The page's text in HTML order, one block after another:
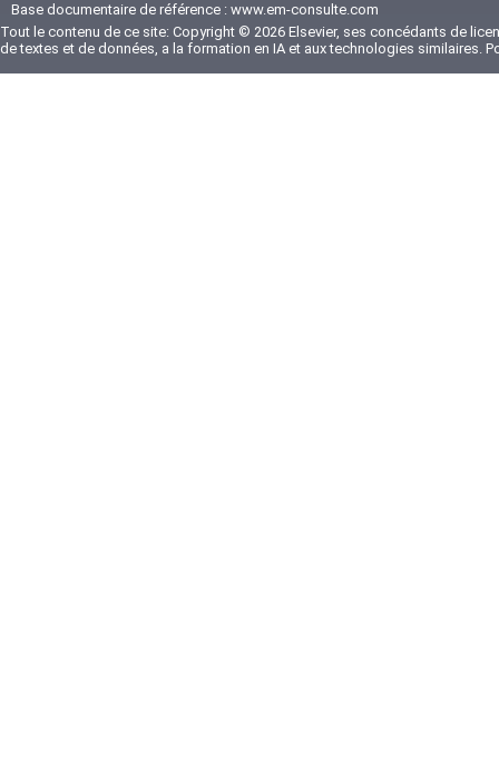
Base documentaire de référence : www.em-consulte.com
Tout le contenu de ce site: Copyright © 2026 Elsevier, ses concédants de
de textes et de données, a la formation en IA et aux technologies similaires.